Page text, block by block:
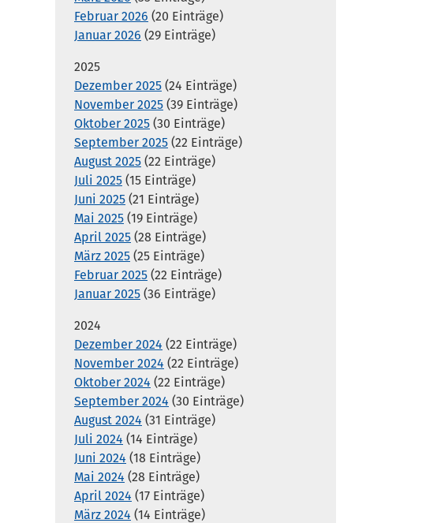
Februar 2026 (20 Einträge)
Januar 2026 (29 Einträge)
2025
Dezember 2025 (24 Einträge)
November 2025 (39 Einträge)
Oktober 2025 (30 Einträge)
September 2025 (22 Einträge)
August 2025 (22 Einträge)
Juli 2025 (15 Einträge)
Juni 2025 (21 Einträge)
Mai 2025 (19 Einträge)
April 2025 (28 Einträge)
März 2025 (25 Einträge)
Februar 2025 (22 Einträge)
Januar 2025 (36 Einträge)
2024
Dezember 2024 (22 Einträge)
November 2024 (22 Einträge)
Oktober 2024 (22 Einträge)
September 2024 (30 Einträge)
August 2024 (31 Einträge)
Juli 2024 (14 Einträge)
Juni 2024 (18 Einträge)
Mai 2024 (28 Einträge)
April 2024 (17 Einträge)
März 2024 (14 Einträge)